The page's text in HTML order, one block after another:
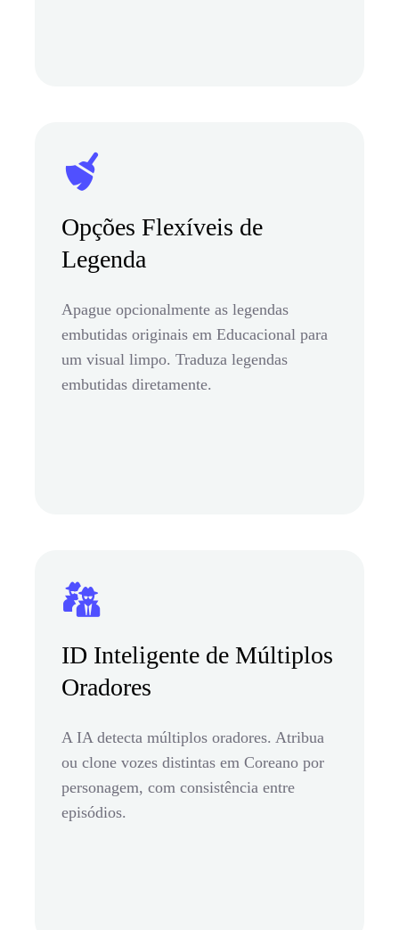
Opções Flexíveis de
Legenda
Apague opcionalmente as legendas
embutidas originais em Educacional para
um visual limpo. Traduza legendas
embutidas diretamente.
ID Inteligente de Múltiplos
Oradores
A IA detecta múltiplos oradores. Atribua
ou clone vozes distintas em Coreano por
personagem, com consistência entre
episódios.